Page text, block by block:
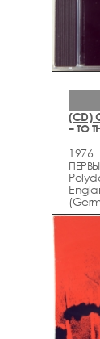
(CD)
– TO
1976